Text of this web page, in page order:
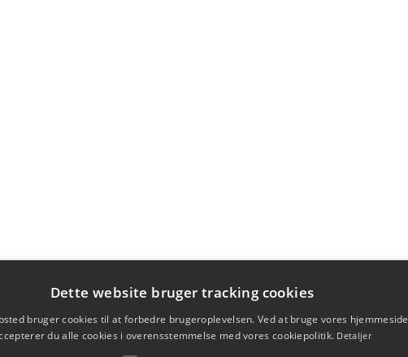
Dette website bruger tracking cookies
bruger cookies til at forbedre brugeroplevelsen. Ved at bruge vores hjemmeside
du alle cookies i overensstemmelse med vores cookiepolitik. Detaljer